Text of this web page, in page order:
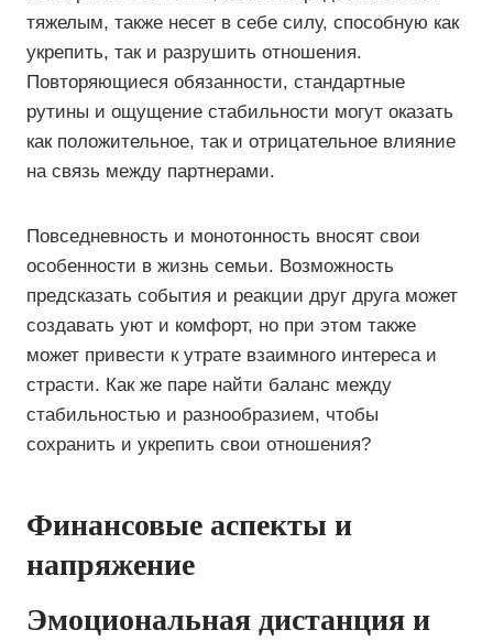
тяжелым, также несет в себе силу, способную как
укрепить, так и разрушить отношения.
Повторяющиеся обязанности, стандартные
рутины и ощущение стабильности могут оказать
как положительное, так и отрицательное влияние
на связь между партнерами.
Повседневность и монотонность вносят свои
особенности в жизнь семьи. Возможность
предсказать события и реакции друг друга может
создавать уют и комфорт, но при этом также
может привести к утрате взаимного интереса и
страсти. Как же паре найти баланс между
стабильностью и разнообразием, чтобы
сохранить и укрепить свои отношения?
Финансовые аспекты и
напряжение
Эмоциональная дистанция и